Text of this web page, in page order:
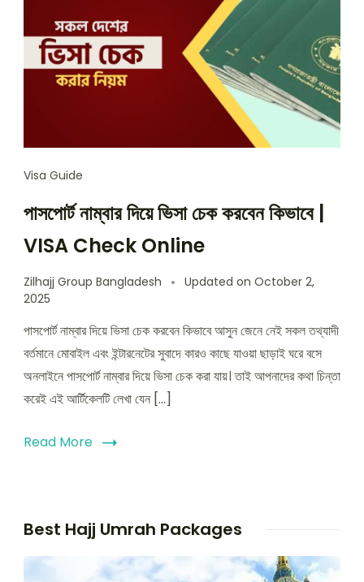
Visa Guide
পাসপোর্ট নাম্বার দিয়ে ভিসা চেক করবেন কিভাবে |
VISA Check Online
Zilhajj Group Bangladesh Updated on October 2,
2025
পাসপোর্ট নাম্বার দিয়ে ভিসা চেক করবেন কিভাবে আসুন জেনে নেই সকল তথ্যাদী
বর্তমানে মোবাইল এবং ইন্টারনেটের সুবাদে কারও কাছে যাওয়া ছাড়াই ঘরে বসে
অনলাইনে পাসপোর্ট নাম্বার দিয়ে ভিসা চেক করা যায়। তাই আপনাদের কথা চিন্তা
করেই এই আর্টিকেলটি লেখা যেন […]
Read More
Best Hajj Umrah Packages